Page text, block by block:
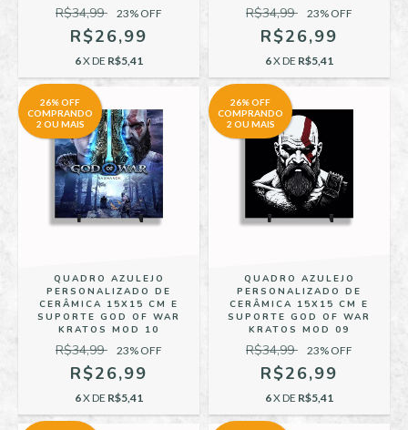
R$34,99 23% OFF
R$26,99
6X DE R$5,41
R$34,99 23% OFF
R$26,99
6X DE R$5,41
26% OFF
COMPRANDO
2 OU MAIS
QUADRO AZULEJO
PERSONALIZADO DE
CERÂMICA 15X15 CM E
SUPORTE GOD OF WAR
KRATOS MOD 10
R$34,99 23% OFF
R$26,99
6X DE R$5,41
26% OFF
COMPRANDO
2 OU MAIS
QUADRO AZULEJO
PERSONALIZADO DE
CERÂMICA 15X15 CM E
SUPORTE GOD OF WAR
KRATOS MOD 09
R$34,99 23% OFF
R$26,99
6X DE R$5,41